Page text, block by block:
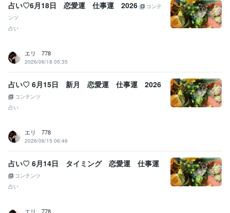
占い♡6月18日 恋愛運 仕事運 2026
コンテ
ンツ
占い
エリ 778
2026/06/18 05:35
占い♡ 6月15日 新月 恋愛運 仕事運 2026
コンテンツ
占い
エリ 778
2026/06/15 06:46
占い♡ 6月14日 タイミング 恋愛運 仕事運
コンテンツ
占い
エリ 778